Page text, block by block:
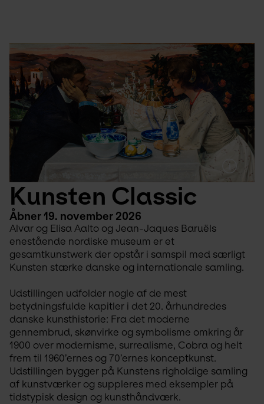
Kunsten Classic
Åbner 19. november 2026
Alvar og Elisa Aalto og Jean-Jaques Baruëls
enestående nordiske museum er et
gesamtkunstwerk der opstår i samspil med særligt
Kunsten stærke danske og internationale samling.
Udstillingen udfolder nogle af de mest
betydningsfulde kapitler i det 20. århundredes
danske kunsthistorie: Fra det moderne
gennembrud, skønvirke og symbolisme omkring år
1900 over modernisme, surrealisme, Cobra og helt
frem til 1960’ernes og 70’ernes konceptkunst.
Udstillingen bygger på Kunstens righoldige samling
af kunstværker og suppleres med eksempler på
tidstypisk design og kunsthåndværk.